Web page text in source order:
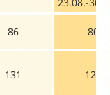
86 80
131 126